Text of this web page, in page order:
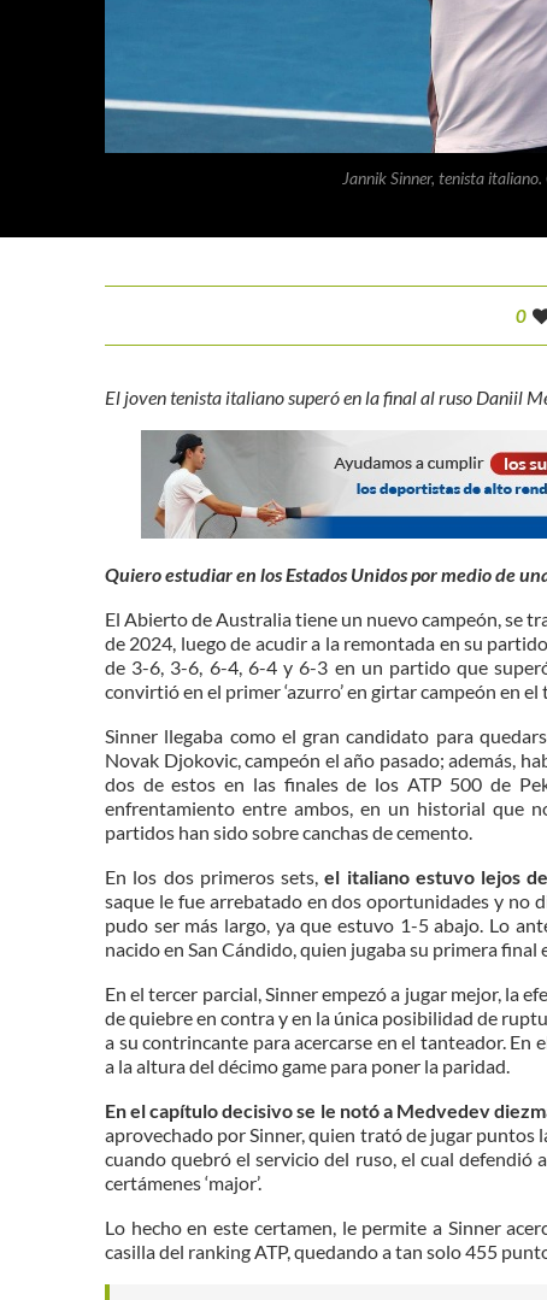
Jannik Sinner, tenista
0
El joven tenista italiano superó en la final al ruso Daniil
Quiero estudiar en los Estados Unidos por medio de
El Abierto de Australia tiene un nuevo campeón, se
de 2024, luego de acudir a la remontada en su
de 3-6, 3-6, 6-4, 6-4 y 6-3 en un partido que
convirtió en el primer ‘azurro’ en girtar campeón en
Sinner llegaba como el gran candidato para
Novak Djokovic, campeón el año pasado; además,
dos de estos en las finales de los ATP 500 de
enfrentamiento entre ambos, en un historial que
partidos han sido sobre canchas de cemento.
En los dos primeros sets,el italiano estuvo lejos
saque le fue arrebatado en dos oportunidades y no
pudo ser más largo, ya que estuvo 1-5 abajo. Lo
nacido en San Cándido, quien jugaba su primera final
En el tercer parcial, Sinner empezó a jugar mejor, la
de quiebre en contra y en la única posibilidad de
a su contrincante para acercarse en el tanteador.
a la altura del décimo game para poner la paridad.
En el capítulo decisivo se le notó a Medvedev
aprovechado por Sinner, quien trató de jugar puntos
cuando quebró el servicio del ruso, el cual defendió
certámenes ‘major’.
Lo hecho en este certamen, le permite a Sinner
casilla del ranking ATP, quedando a tan solo 455